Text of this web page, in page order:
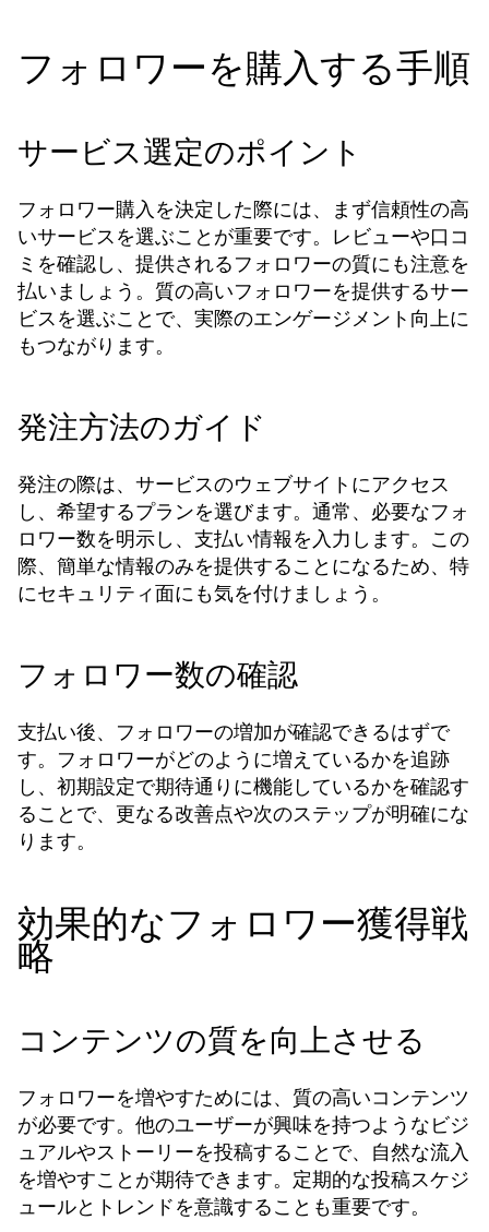
フォロワーを購入する手順
サービス選定のポイント
フォロワー購入を決定した際には、まず信頼性の高
いサービスを選ぶことが重要です。レビューや口コ
ミを確認し、提供されるフォロワーの質にも注意を
払いましょう。質の高いフォロワーを提供するサー
ビスを選ぶことで、実際のエンゲージメント向上に
もつながります。
発注方法のガイド
発注の際は、サービスのウェブサイトにアクセス
し、希望するプランを選びます。通常、必要なフォ
ロワー数を明示し、支払い情報を入力します。この
際、簡単な情報のみを提供することになるため、特
にセキュリティ面にも気を付けましょう。
フォロワー数の確認
支払い後、フォロワーの増加が確認できるはずで
す。フォロワーがどのように増えているかを追跡
し、初期設定で期待通りに機能しているかを確認す
ることで、更なる改善点や次のステップが明確にな
ります。
効果的なフォロワー獲得戦
略
コンテンツの質を向上させる
フォロワーを増やすためには、質の高いコンテンツ
が必要です。他のユーザーが興味を持つようなビジ
ュアルやストーリーを投稿することで、自然な流入
を増やすことが期待できます。定期的な投稿スケジ
ュールとトレンドを意識することも重要です。